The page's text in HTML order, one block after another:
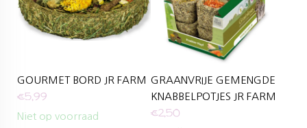
GOURMET BORD JR FARM
€5,99
Niet op voorraad
GRAANVRIJE GEMENGDE
KNABBELPOTJES JR FARM
€2,50